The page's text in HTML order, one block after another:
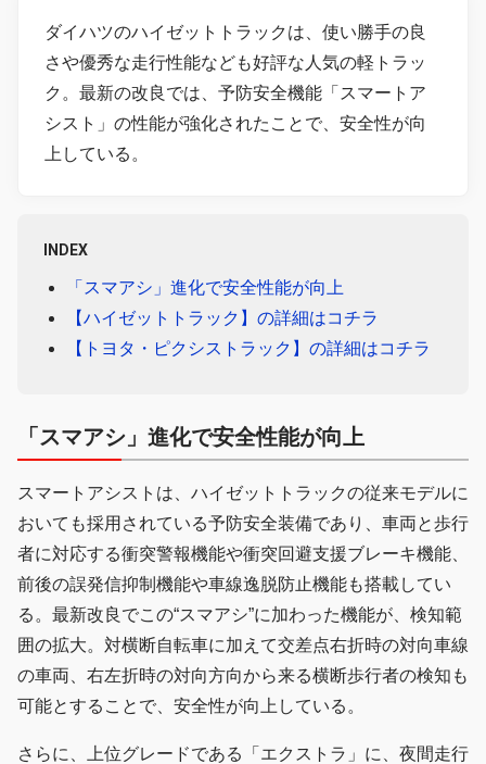
ダイハツのハイゼットトラックは、使い勝手の良
さや優秀な走行性能なども好評な人気の軽トラッ
ク。最新の改良では、予防安全機能「スマートア
シスト」の性能が強化されたことで、安全性が向
上している。
INDEX
「スマアシ」進化で安全性能が向上
【ハイゼットトラック】の詳細はコチラ
【トヨタ・ピクシストラック】の詳細はコチラ
「スマアシ」進化で安全性能が向上
スマートアシストは、ハイゼットトラックの従来モデルに
おいても採用されている予防安全装備であり、車両と歩行
者に対応する衝突警報機能や衝突回避支援ブレーキ機能、
前後の誤発信抑制機能や車線逸脱防止機能も搭載してい
る。最新改良でこの“スマアシ”に加わった機能が、検知範
囲の拡大。対横断自転車に加えて交差点右折時の対向車線
の車両、右左折時の対向方向から来る横断歩行者の検知も
可能とすることで、安全性が向上している。
さらに、上位グレードである「エクストラ」に、夜間走行